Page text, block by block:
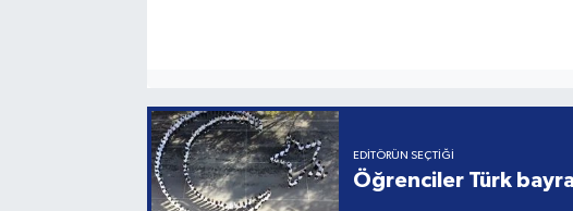
EDITÖRÜN SEÇTIĞI
Öğrenciler Türk